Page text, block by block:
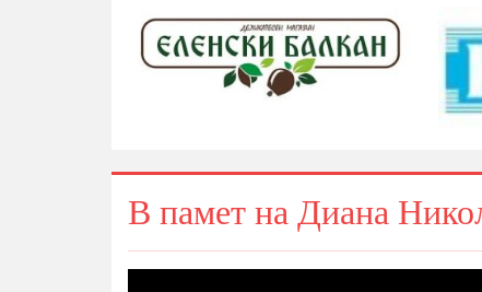
В памет на Диана